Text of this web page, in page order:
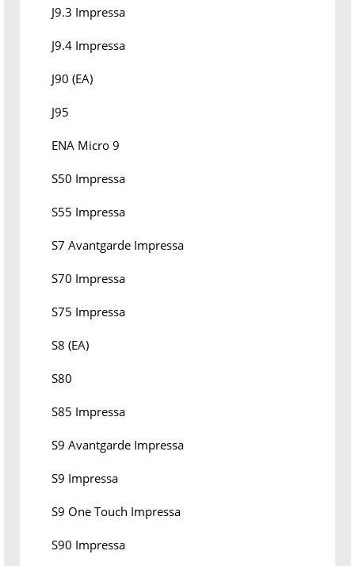
J9.3 Impressa
J9.4 Impressa
J90 (EA)
J95
ENA Micro 9
S50 Impressa
S55 Impressa
S7 Avantgarde Impressa
S70 Impressa
S75 Impressa
S8 (EA)
S80
S85 Impressa
S9 Avantgarde Impressa
S9 Impressa
S9 One Touch Impressa
S90 Impressa